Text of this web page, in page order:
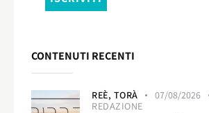
CONTENUTI RECENTI
REÈ, TORÀ 07/08/2026
REDAZIONE